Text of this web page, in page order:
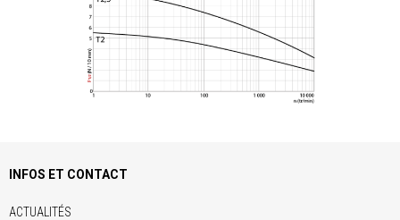
INFOS ET CONTACT
ACTUALITÉS